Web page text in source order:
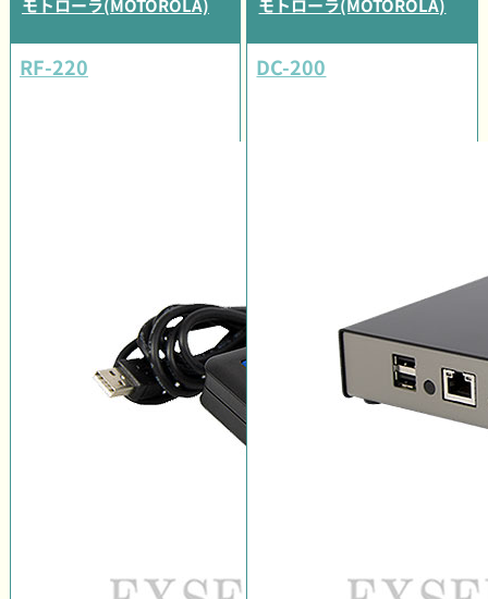
モトローラ(MOTOROLA)
RF-220
モトローラ(MOTOROLA)
DC-200